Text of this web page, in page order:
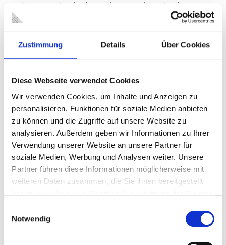
Zustimmung Details Über Cookies
Diese Webseite verwendet Cookies
Wir verwenden Cookies, um Inhalte und Anzeigen zu
personalisieren, Funktionen für soziale Medien anbieten
zu können und die Zugriffe auf unsere Website zu
analysieren. Außerdem geben wir Informationen zu Ihrer
Verwendung unserer Website an unsere Partner für
soziale Medien, Werbung und Analysen weiter. Unsere
Partner führen diese Informationen möglicherweise mit
weiteren Daten zusammen, die Sie ihnen bereitgestellt
Notwendig
Dazu zählen Praktika die vor oder während eines Studiums
Des Weiteren gehören Fachoberschulpraktika
bzw.
das einjährige gelenkte Praktikum zur Erlangung der
Gesundheitswesen dazu.
Praktika als Umschüler/in sind ebenfalls möglich.
Ableisten des Anerkennungsjahres
Erzieher/innen und Sozialarbeiter/innen bzw.
Sozialpädagogen/innen können bei der Stadt ihr
Annerkennungsjahr beispielsweise im Kinderpädagogischen
Dienst ableisten.